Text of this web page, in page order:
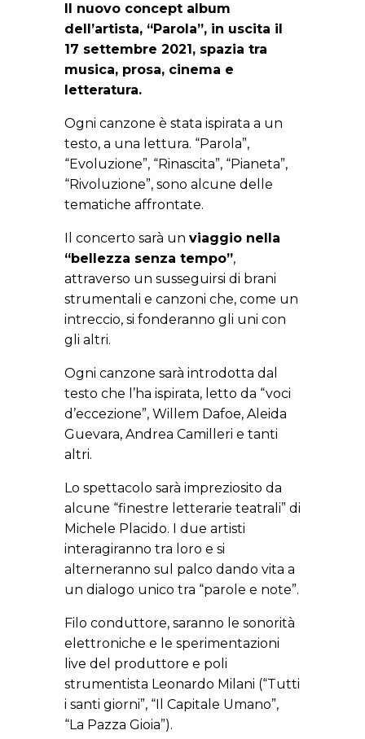
Il nuovo concept album
dell’artista, “Parola”, in uscita il
17 settembre 2021, spazia tra
musica, prosa, cinema e
letteratura.
Ogni canzone è stata ispirata a un
testo, a una lettura. “Parola”,
“Evoluzione”, “Rinascita”, “Pianeta”,
“Rivoluzione”, sono alcune delle
tematiche affrontate.
Il concerto sarà un viaggio nella
“bellezza senza tempo”,
attraverso un susseguirsi di brani
strumentali e canzoni che, come un
intreccio, si fonderanno gli uni con
gli altri.
Ogni canzone sarà introdotta dal
testo che l’ha ispirata, letto da “voci
d’eccezione”, Willem Dafoe, Aleida
Guevara, Andrea Camilleri e tanti
altri.
Lo spettacolo sarà impreziosito da
alcune “finestre letterarie teatrali” di
Michele Placido. I due artisti
interagiranno tra loro e si
alterneranno sul palco dando vita a
un dialogo unico tra “parole e note”.
Filo conduttore, saranno le sonorità
elettroniche e le sperimentazioni
live del produttore e poli
strumentista Leonardo Milani (“Tutti
i santi giorni”, “Il Capitale Umano”,
“La Pazza Gioia”).